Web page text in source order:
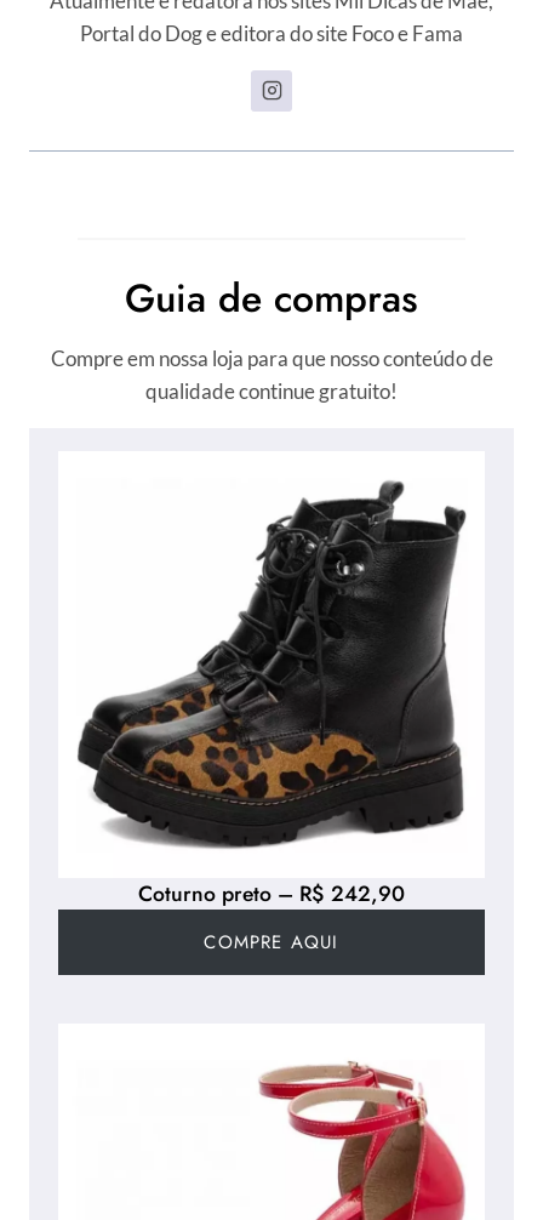
Portal do Dog e editora do site Foco e Fama
Guia de compras
Compre em nossa loja para que nosso conteúdo de
qualidade continue gratuito!
Coturno preto – R$ 242,90
COMPRE AQUI